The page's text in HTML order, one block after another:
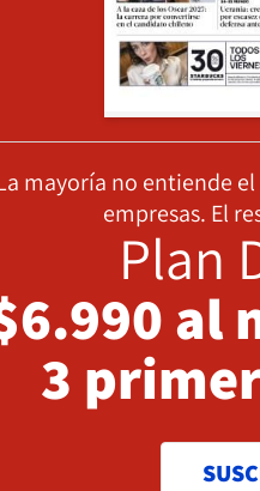
mayoría no entiende
empresas. El
Plan
al
3